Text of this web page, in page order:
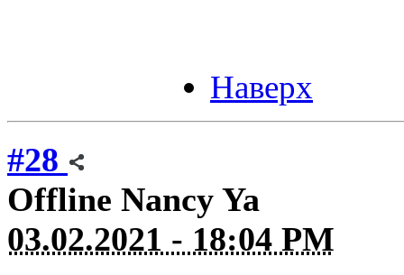
Наверх
#28
Offline Nancy Ya
03.02.2021 - 18:04 PM